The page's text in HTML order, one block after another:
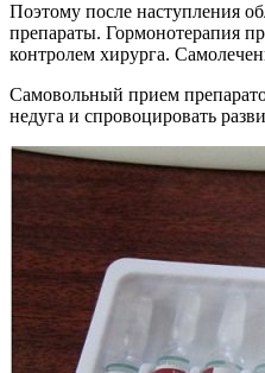
Поэтому после наступления
препараты. Гормонотерапия
контролем хирурга.
Самовольный прием
недуга и спровоцировать